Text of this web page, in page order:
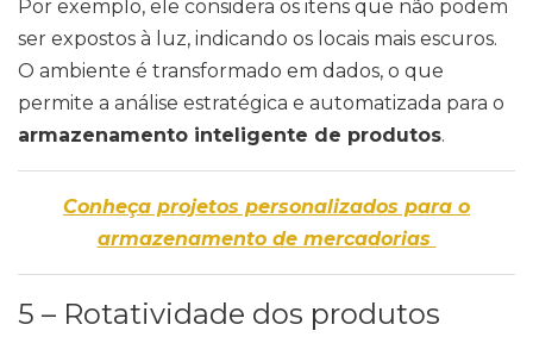
Por exemplo, ele considera os itens que não podem
ser expostos à luz, indicando os locais mais escuros.
O ambiente é transformado em dados, o que
permite a análise estratégica e automatizada para o
armazenamento inteligente de produtos.
Conheça projetos personalizados para o
armazenamento de mercadorias
5 – Rotatividade dos produtos